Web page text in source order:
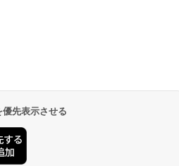
先表示させる